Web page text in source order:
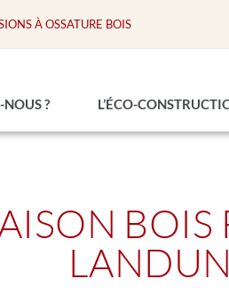
À OSSATURE BOIS
? L’ÉCO-
BOIS